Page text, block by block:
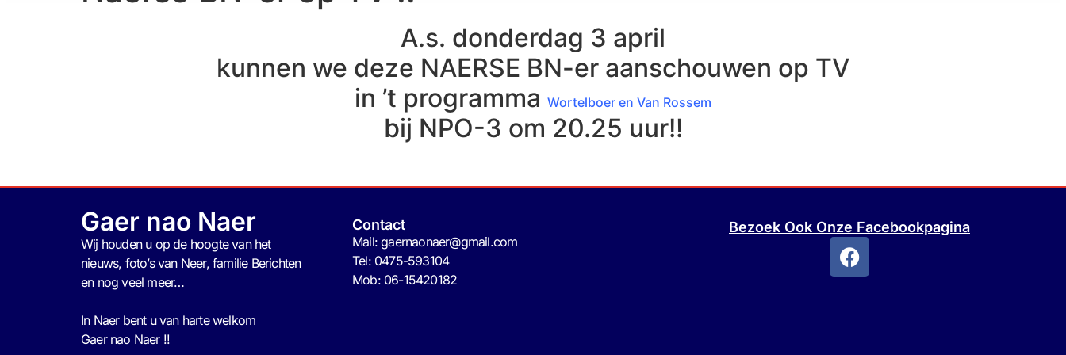
A.s. donderdag 3 april
kunnen we deze NAERSE BN-er aanschouwen op TV
in ’t programma Wortelboer en Van Rossem
bij NPO-3 om 20.25 uur!!
Gaer nao Naer
Wij houden u op de hoogte van het
nieuws, foto’s van Neer, familie Berichten
en nog veel meer…
In Naer bent u van harte welkom
Gaer nao Naer !!
Contact
Mail: gaernaonaer@gmail.com
Tel: 0475-593104
Mob: 06-15420182
Bezoek Ook Onze Facebookpagina